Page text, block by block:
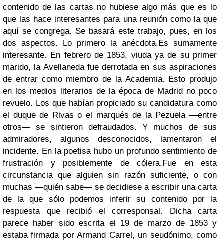
contenido de las cartas no hubiese algo más que es lo
que las hace interesantes para una reunión como la que
aquí se congrega. Se basará este trabajo, pues, en los
dos aspectos. Lo primero la anécdota.Es sumamente
interesante. En febrero de 1853, viuda ya de su primer
marido, la Avellaneda fue derrotada en sus aspiraciones
de entrar como miembro de la Academia. Esto produjo
en los medios literarios de la época de Madrid no poco
revuelo. Los que habían propiciado su candidatura como
el duque de Rivas o el marqués de la Pezuela —entre
otros— se sintieron defraudados. Y muchos de sus
admiradores, algunos desconocidos, lamentaron el
incidente. En la poetisa hubo un profundo sentimiento de
frustración y posiblemente de cólera.Fue en esta
circunstancia que alguien sin razón suficiente, o con
muchas —quién sabe— se decidiese a escribir una carta
de la que sólo podemos inferir su contenido por la
respuesta que recibió el corresponsal. Dicha carta
parece haber sido escrita el 19 de marzo de 1853 y
estaba firmada por Armand Carrel, un seudónimo, como